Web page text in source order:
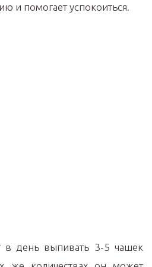
и помогает успокоиться.
в день выпивать 3-5 чашек